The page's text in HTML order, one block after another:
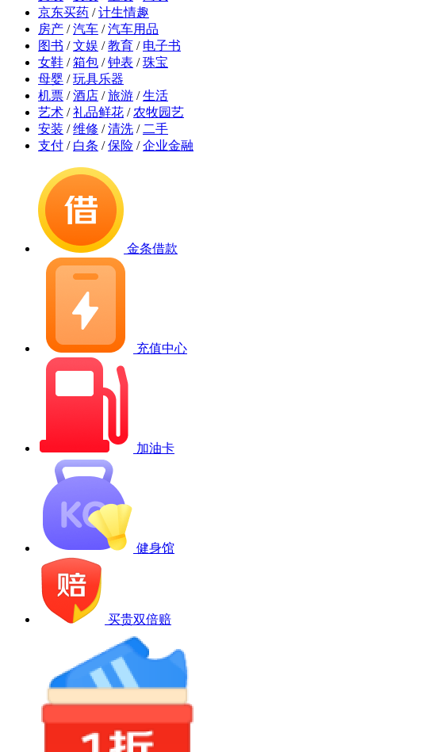
京东买药 / 计生情趣
房产 / 汽车 / 汽车用品
图书 / 文娱 / 教育 / 电子书
女鞋 / 箱包 / 钟表 / 珠宝
母婴 / 玩具乐器
机票 / 酒店 / 旅游 / 生活
艺术 / 礼品鲜花 / 农牧园艺
安装 / 维修 / 清洗 / 二手
支付 / 白条 / 保险 / 企业金融
金条借款
充值中心
加油卡
健身馆
买贵双倍赔